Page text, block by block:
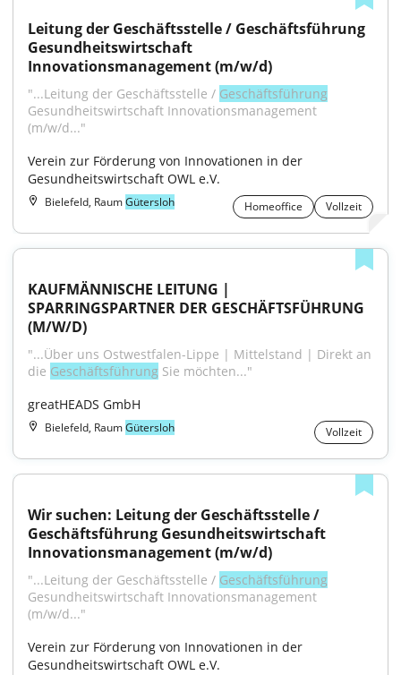
Leitung der Geschäftsstelle / Geschäftsführung
Gesundheitswirtschaft
Innovationsmanagement (m/w/d)
"...Leitung der Geschäftsstelle / Geschäftsführung
Gesundheitswirtschaft Innovationsmanagement
(m/w/d..."
Verein zur Förderung von Innovationen in der
Gesundheitswirtschaft OWL e.V.
Bielefeld, RaumGütersloh Homeoffice Vollzeit
KAUFMÄNNISCHE LEITUNG |
SPARRINGSPARTNER DER GESCHÄFTSFÜHRUNG
(M/W/D)
"...Über uns Ostwestfalen-Lippe | Mittelstand | Direkt an
die Geschäftsführung Sie möchten..."
greatHEADS GmbH
Bielefeld, RaumGütersloh Vollzeit
Wir suchen: Leitung der Geschäftsstelle /
Geschäftsführung Gesundheitswirtschaft
Innovationsmanagement (m/w/d)
"...Leitung der Geschäftsstelle / Geschäftsführung
Gesundheitswirtschaft Innovationsmanagement
(m/w/d..."
Verein zur Förderung von Innovationen in der
Gesundheitswirtschaft OWL e.V.